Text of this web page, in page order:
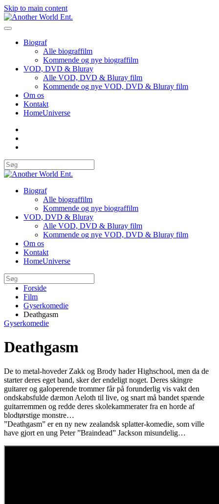
Skip to main content
Biograf
Alle biograffilm
Kommende og nye biograffilm
VOD, DVD & Bluray
Alle VOD, DVD & Bluray film
Kommende og nye VOD, DVD & Bluray film
Om os
Kontakt
HomeUniverse
Biograf
Alle biograffilm
Kommende og nye biograffilm
VOD, DVD & Bluray
Alle VOD, DVD & Bluray film
Kommende og nye VOD, DVD & Bluray film
Om os
Kontakt
HomeUniverse
Forside
Film
Gyserkomedie
Deathgasm
Gyserkomedie
Deathgasm
De to metal-hoveder Zakk og Brody hader Highschool, men da de
starter deres eget band, sker der endeligt noget. Deres skingre
guitarer og galoperende trommer får på forunderlig vis vakt den
ondskabsfulde dæmon Aeloth til live, og snart må bandet spænde
guitarremmen og redde deres skolekammerater fra en horde af
blodtørstige monstre…
”Deathgasm” er en ny new zealandsk splatter-komedie, som ville
have gjort en ung Peter ”Braindead” Jackson misundelig…